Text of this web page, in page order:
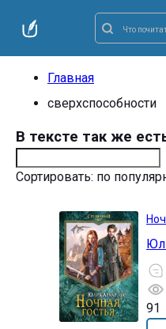
Главная
сверхспособности
В тексте так же
Сортировать: по
91